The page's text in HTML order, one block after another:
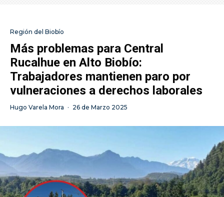
Región del Biobío
Más problemas para Central
Rucalhue en Alto Biobío:
Trabajadores mantienen paro por
vulneraciones a derechos laborales
Hugo Varela Mora · 26 de Marzo 2025